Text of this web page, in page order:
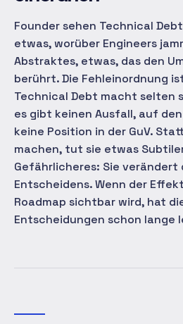
Founder sehen Technical
etwas, worüber Engineers
Abstraktes, etwas, das den
berührt. Die Fehleinordnung
Technical Debt macht selten
es gibt keinen Ausfall, auf
keine Position in der GuV.
machen, tut sie etwas
Gefährlicheres: Sie verändert
Entscheidens. Wenn der
Roadmap sichtbar wird, hat
Entscheidungen schon lange